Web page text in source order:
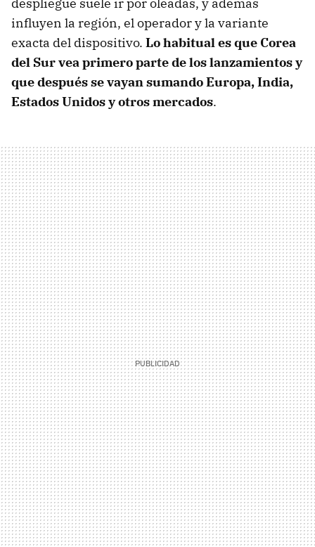
influyen la región, el operador y la variante
exacta del dispositivo. Lo habitual es que Corea
del Sur vea primero parte de los lanzamientos y
que después se vayan sumando Europa, India,
Estados Unidos y otros mercados.